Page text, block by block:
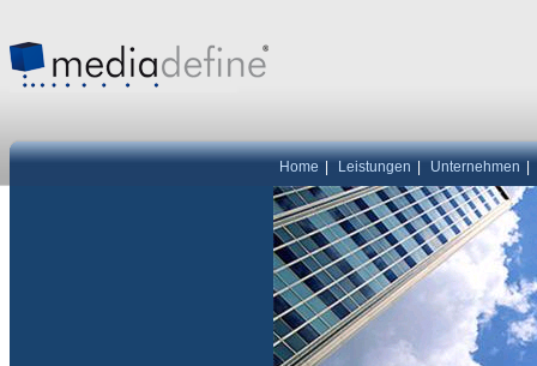
Home Leistungen Unternehmen